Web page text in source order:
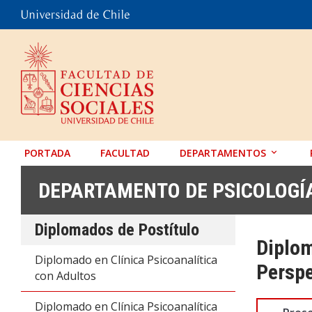
PORTADA FACULTAD
DEPARTAMENTOS
SOCIOLOGÍA
TRABAJO SOCIAL
DEPARTAMENTO DE
Diplomados de Postítulo
Diplomado en Clínica Psicoanalítica
con Adultos
Diplomado en Clínica Psicoanalítica